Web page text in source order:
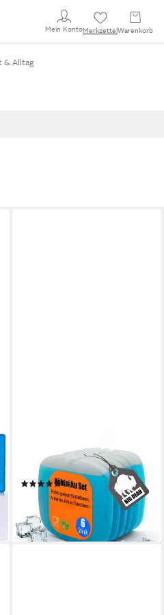
Mein KontoMerkzettel Warenkorb
& Alltag
Kühlakku 6 Stück ideal für
Kühltasche, Kühlboxen &
Brotdosen BPA-frei
(3)
10,29 € UVP16,49 €
-38%
in 4-5 Werktagen bei dir